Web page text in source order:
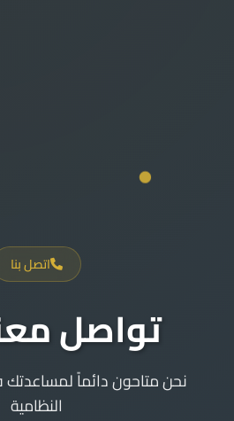
اتصل بنا
تواصل
نحن متاحون دائماً لمساعدتك
النظامية